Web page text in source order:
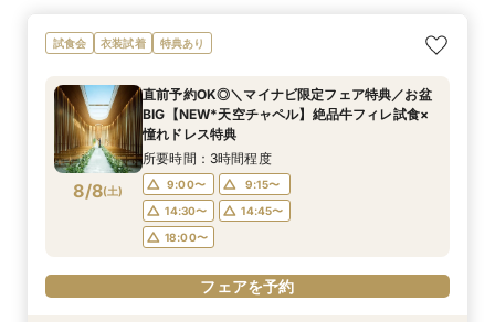
試食会 衣装試着 特典あり
8/8(土)
直前予約OK◎＼マイナビ限定フェア特典／お盆
BIG【NEW*天空チャペル】絶品牛フィレ試食×
憧れドレス特典
所要時間：3時間程度
9:00〜
9:15〜
14:30〜
14:45〜
18:00〜
フェアを予約